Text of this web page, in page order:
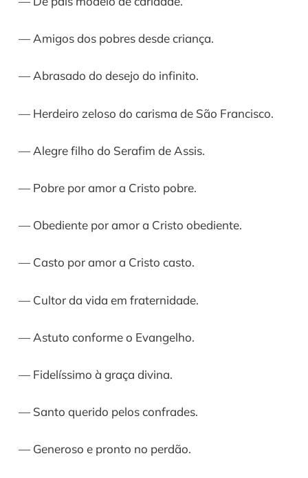
— Amigos dos pobres desde criança.
— Abrasado do desejo do infinito.
— Herdeiro zeloso do carisma de São Francisco.
— Alegre filho do Serafim de Assis.
— Pobre por amor a Cristo pobre.
— Obediente por amor a Cristo obediente.
— Casto por amor a Cristo casto.
— Cultor da vida em fraternidade.
— Astuto conforme o Evangelho.
— Fidelíssimo à graça divina.
— Santo querido pelos confrades.
— Generoso e pronto no perdão.